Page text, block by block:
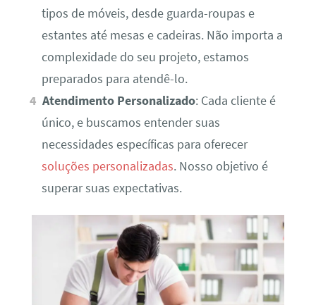
tipos de móveis, desde guarda-roupas e
estantes até mesas e cadeiras. Não importa a
complexidade do seu projeto, estamos
preparados para atendê-lo.
Atendimento Personalizado: Cada cliente é
único, e buscamos entender suas
necessidades específicas para oferecer
soluções personalizadas. Nosso objetivo é
superar suas expectativas.